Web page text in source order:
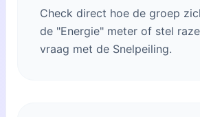
Check direct hoe de groep
de "Energie" meter of stel
vraag met de Snelpeiling.